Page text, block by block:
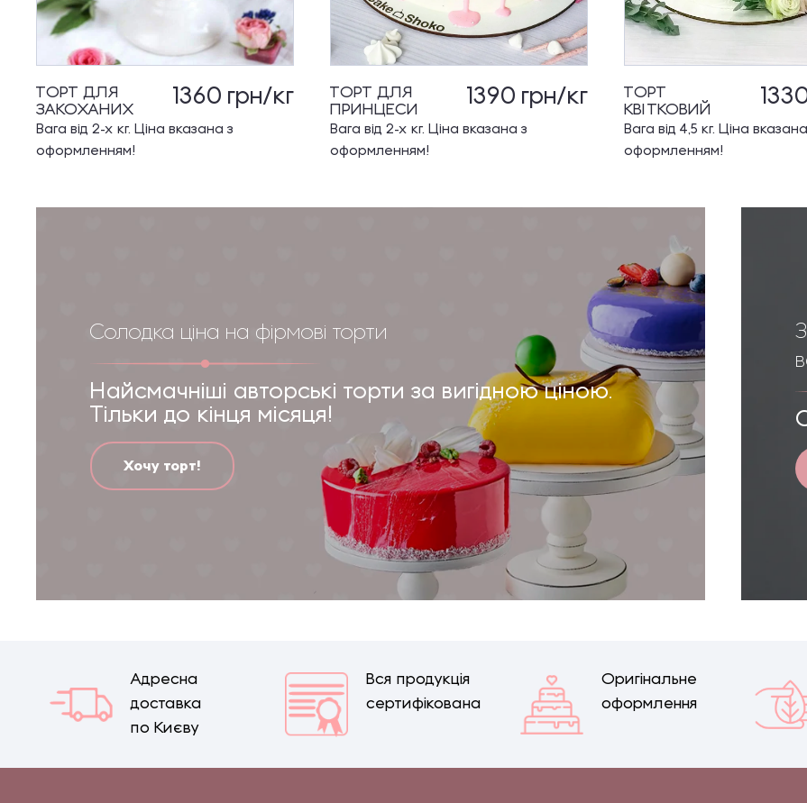
ТОРТ ДЛЯ
ЗАКОХАНИХ
1360 грн/кг
Вага від 2-х кг. Ціна вказана з
оформленням!
ТОРТ ДЛЯ
ПРИНЦЕСИ
1390 грн/кг
Вага від 2-х кг. Ціна вказана з
оформленням!
ТОРТ
КВІТКОВИЙ
Вага від 4,5 кг. Ціна
оформленням!
Солодка ціна на фірмові торти
Найсмачніші авторські торти за вигідною ціною.
Тільки до кінця місяця!
Хочу торт!
Адресна
доставка
по Києву
Вся продукція
сертифікована
Оригінальне
оформлення